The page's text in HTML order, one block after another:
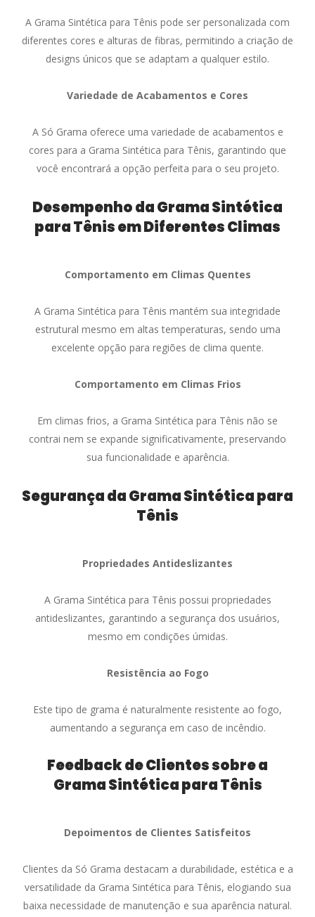
A Grama Sintética para Tênis pode ser personalizada com
diferentes cores e alturas de fibras, permitindo a criação de
designs únicos que se adaptam a qualquer estilo.
Variedade de Acabamentos e Cores
A Só Grama oferece uma variedade de acabamentos e
cores para a Grama Sintética para Tênis, garantindo que
você encontrará a opção perfeita para o seu projeto.
Desempenho da Grama Sintética
para Tênis em Diferentes Climas
Comportamento em Climas Quentes
A Grama Sintética para Tênis mantém sua integridade
estrutural mesmo em altas temperaturas, sendo uma
excelente opção para regiões de clima quente.
Comportamento em Climas Frios
Em climas frios, a Grama Sintética para Tênis não se
contrai nem se expande significativamente, preservando
sua funcionalidade e aparência.
Segurança da Grama Sintética para
Tênis
Propriedades Antideslizantes
A Grama Sintética para Tênis possui propriedades
antideslizantes, garantindo a segurança dos usuários,
mesmo em condições úmidas.
Resistência ao Fogo
Este tipo de grama é naturalmente resistente ao fogo,
aumentando a segurança em caso de incêndio.
Feedback de Clientes sobre a
Grama Sintética para Tênis
Depoimentos de Clientes Satisfeitos
Clientes da Só Grama destacam a durabilidade, estética e a
versatilidade da Grama Sintética para Tênis, elogiando sua
baixa necessidade de manutenção e sua aparência natural.